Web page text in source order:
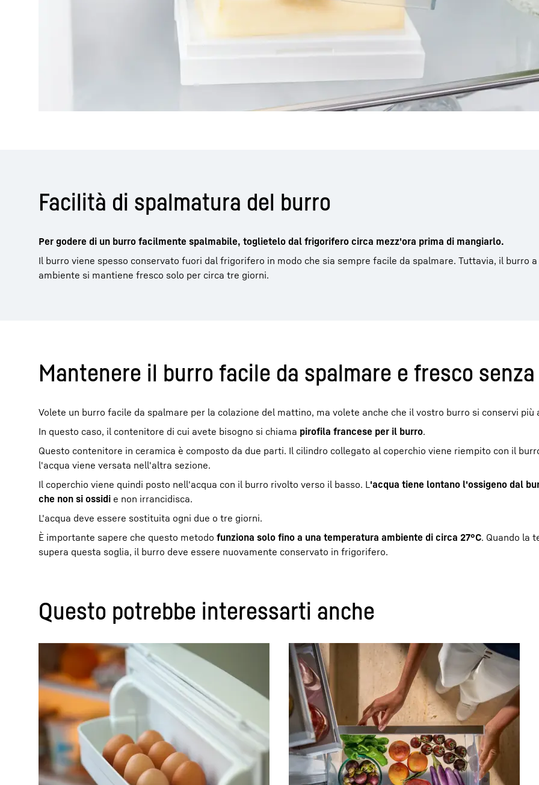
Facilità di spalmatura del burro
Per godere di un burro facilmente spalmabile, toglietelo dal frigorifero circa mezz'ora prima di mangiarlo.
Il burro viene spesso conservato fuori dal frigorifero in modo che sia sempre facile da spalmare. Tuttavia, il burro
ambiente si mantiene fresco solo per circa tre giorni.
Mantenere il burro facile da spalmare e fresco
Volete un burro facile da spalmare per la colazione del mattino, ma volete anche che il vostro burro si conservi più
In questo caso, il contenitore di cui avete bisogno si chiama pirofila francese per il burro.
Questo contenitore in ceramica è composto da due parti. Il cilindro collegato al coperchio viene riempito con il
l'acqua viene versata nell'altra sezione.
Il coperchio viene quindi posto nell'acqua con il burro rivolto verso il basso. L 'acqua tiene lontano l'ossigeno dal
che non si ossidi e non irrancidisca.
L'acqua deve essere sostituita ogni due o tre giorni.
È importante sapere che questo metodo funziona solo fino a una temperatura ambiente di circa 27°C. Quando la
supera questa soglia, il burro deve essere nuovamente conservato in frigorifero.
Questo potrebbe interessarti anche